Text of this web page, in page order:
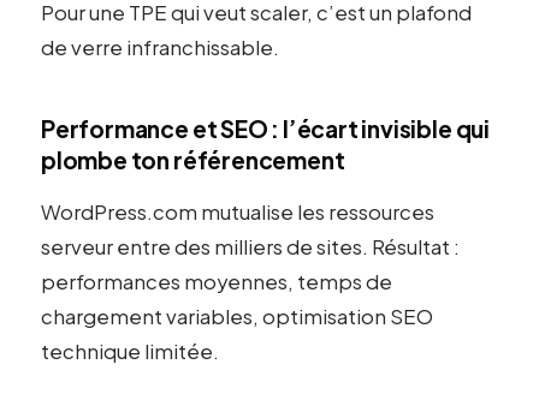
Pour une TPE qui veut scaler, c’est un plafond
de verre infranchissable.
Performance et SEO : l’écart invisible qui
plombe ton référencement
WordPress.com mutualise les ressources
serveur entre des milliers de sites. Résultat :
performances moyennes, temps de
chargement variables, optimisation SEO
technique limitée.